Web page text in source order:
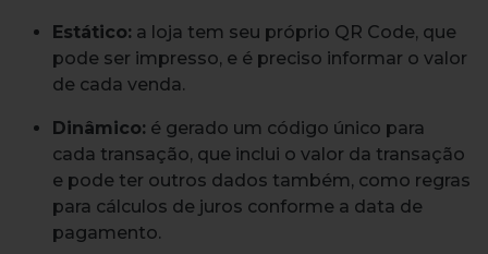
Estático: a loja tem seu próprio QR Code, que
pode ser impresso, e é preciso informar o valor
de cada venda.
Dinâmico: é gerado um código único para
cada transação, que inclui o valor da transação
e pode ter outros dados também, como regras
para cálculos de juros conforme a data de
pagamento.